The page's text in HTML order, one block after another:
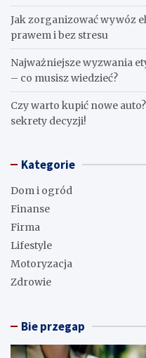
Jak zorganizować wywóz
prawem i bez stresu
Najważniejsze wyzwania
– co musisz wiedzieć?
Czy warto kupić nowe
sekrety decyzji!
Kategorie
Dom i ogród
Finanse
Firma
Lifestyle
Motoryzacja
Zdrowie
Bie przegap